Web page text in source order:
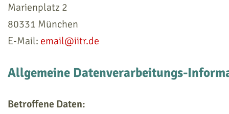
Marienplatz 2
80331 München
E-Mail: email@iitr.de
Allgemeine Datenverarbeitungs-
Betroffene Daten: